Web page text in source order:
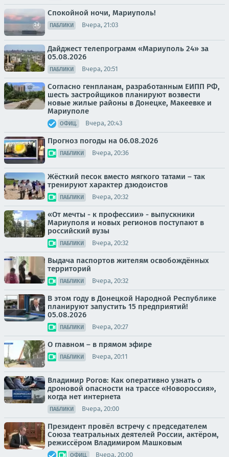
Спокойной ночи, Мариуполь!
ПАБЛИКИ Вчера, 21:03
Дайджест телепрограмм «Мариуполь 24» за
05.08.2026
ПАБЛИКИ Вчера, 20:51
Согласно генпланам, разработанным ЕИПП РФ,
шесть застройщиков планируют возвести
новые жилые районы в Донецке, Макеевке и
Мариуполе
ОФИЦ. Вчера, 20:43
Прогноз погоды на 06.08.2026
ПАБЛИКИ Вчера, 20:36
Жёсткий песок вместо мягкого татами – так
тренируют характер дзюдоистов
ПАБЛИКИ Вчера, 20:32
«От мечты - к профессии» - выпускники
Мариуполя и новых регионов поступают в
российский вузы
ПАБЛИКИ Вчера, 20:32
Выдача паспортов жителям освобождённых
территорий
ПАБЛИКИ Вчера, 20:32
В этом году в Донецкой Народной Республике
планируют запустить 15 предприятий!
05.08.2026
ПАБЛИКИ Вчера, 20:27
О главном – в прямом эфире
ПАБЛИКИ Вчера, 20:11
Владимир Рогов: Как оперативно узнать о
дроновой опасности на трассе «Новороссия»,
когда нет интернета
ПАБЛИКИ Вчера, 20:00
Президент провёл встречу с председателем
Союза театральных деятелей России, актёром,
режиссёром Владимиром Машковым
ОФИЦ. Вчера, 20:00